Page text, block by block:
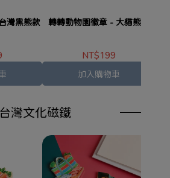
灣黑熊款 轉轉動物園徽章 - 大貓熊款
NT$199
加入購物車
台灣文化磁鐵